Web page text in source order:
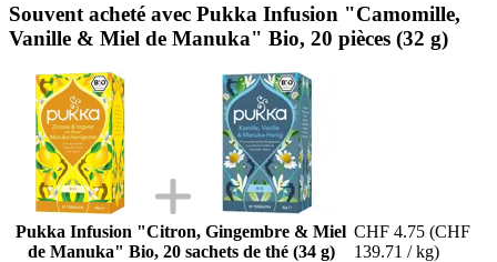
Souvent acheté avec Pukka Infusion "Camomille,
Vanille & Miel de Manuka" Bio, 20 pièces (32 g)
Pukka Infusion "Citron, Gingembre & Miel
de Manuka" Bio, 20 sachets de thé (34 g)
CHF 4.75 (CHF
139.71 / kg)